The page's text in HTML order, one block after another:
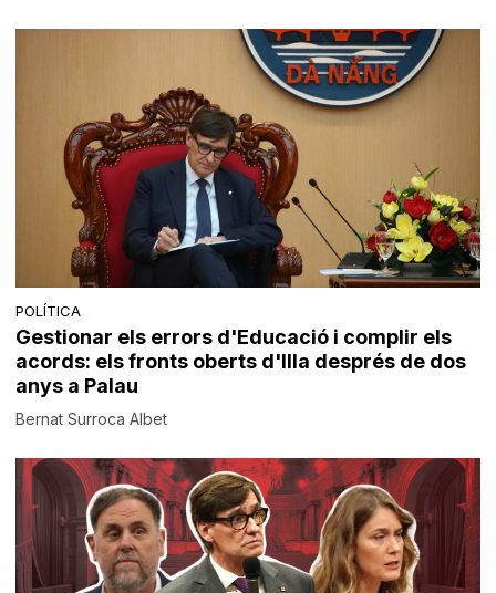
POLÍTICA
Gestionar els errors d'Educació i complir els
acords: els fronts oberts d'Illa després de dos
anys a Palau
Bernat Surroca Albet